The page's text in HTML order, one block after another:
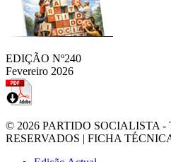
EDIÇÃO Nº240
Fevereiro 2026
© 2026 PARTIDO SOCIALISTA -
RESERVADOS | FICHA